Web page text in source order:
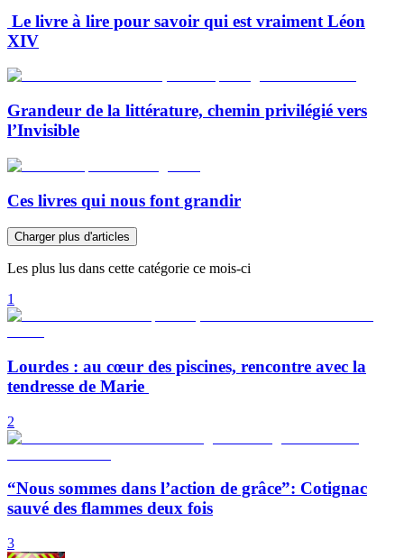
Le livre à lire pour savoir qui est vraiment Léon
XIV
Grandeur de la littérature, chemin privilégié vers
l’Invisible
Ces livres qui nous font grandir
Charger plus d'articles
Les plus lus dans cette catégorie ce mois-ci
1
Lourdes : au cœur des piscines, rencontre avec la
tendresse de Marie
2
“Nous sommes dans l’action de grâce”: Cotignac
sauvé des flammes deux fois
3